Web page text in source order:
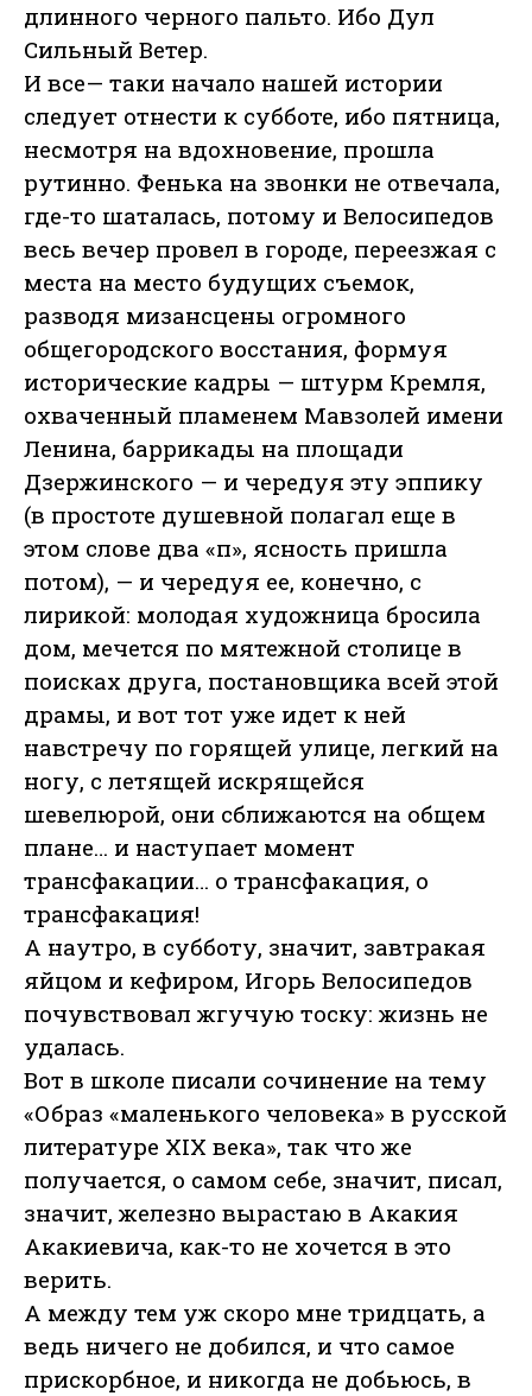
длинного черного пальто. Ибо Дул
Сильный Ветер.
И все— таки начало нашей истории
следует отнести к субботе, ибо пятница,
несмотря на вдохновение, прошла
рутинно. Фенька на звонки не отвечала,
где-то шаталась, потому и Велосипедов
весь вечер провел в городе, переезжая с
места на место будущих съемок,
разводя мизансцены огромного
общегородского восстания, формуя
исторические кадры — штурм Кремля,
охваченный пламенем Мавзолей имени
Ленина, баррикады на площади
Дзержинского — и чередуя эту эппику
(в простоте душевной полагал еще в
этом слове два «п», ясность пришла
потом), — и чередуя ее, конечно, с
лирикой: молодая художница бросила
дом, мечется по мятежной столице в
поисках друга, постановщика всей этой
драмы, и вот тот уже идет к ней
навстречу по горящей улице, легкий на
ногу, с летящей искрящейся
шевелюрой, они сближаются на общем
плане… и наступает момент
трансфакации… о трансфакация, о
трансфакация!
А наутро, в субботу, значит, завтракая
яйцом и кефиром, Игорь Велосипедов
почувствовал жгучую тоску: жизнь не
удалась.
Вот в школе писали сочинение на тему
«Образ «маленького человека» в русской
литературе XIX века», так что же
получается, о самом себе, значит, писал,
значит, железно вырастаю в Акакия
Акакиевича, как-то не хочется в это
верить.
А между тем уж скоро мне тридцать, а
ведь ничего не добился, и что самое
прискорбное, и никогда не добьюсь, в